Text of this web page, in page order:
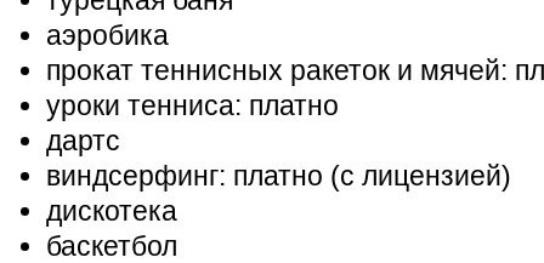
аэробика
прокат теннисных ракеток и мячей:
уроки тенниса: платно
дартс
виндсерфинг: платно (с лицензией)
дискотека
баскетбол